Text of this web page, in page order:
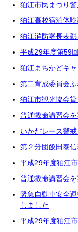
狛江市民まつり
狛江高校宿泊体
狛江消防署長表
平成29年度第59
狛江まちかどキ
第二育成委員会
狛江市観光協会
普通救命講習会
いかだレース警
第２分団飯田泰
平成29年度狛江
普通救命講習会
緊急自動車安全
しました
平成29年度狛江